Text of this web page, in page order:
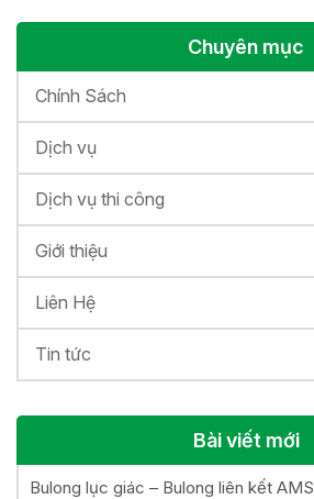
Chuyên mục
Chính Sách
Dịch vụ
Dịch vụ thi công
Giới thiệu
Liên Hệ
Tin tức
Bài viết mới
Bulong lục giác – Bulong liên kết AMS